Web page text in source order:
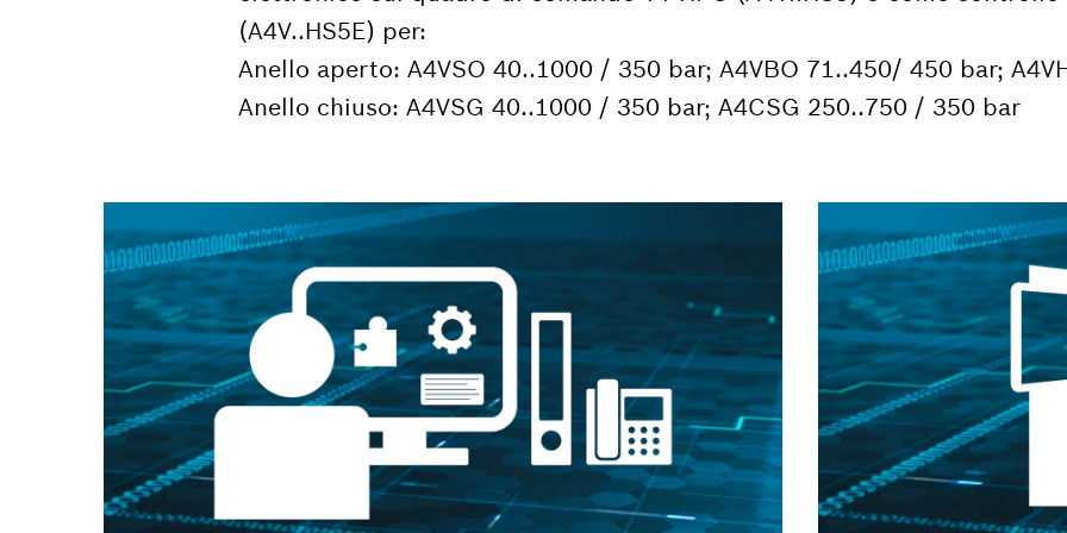
(A4V..HS5E) per:
Anello aperto: A4VSO 40..1000 / 350 bar; A4VBO 71..450/ 450 bar;
Anello chiuso: A4VSG 40..1000 / 350 bar; A4CSG 250..750 / 350 bar